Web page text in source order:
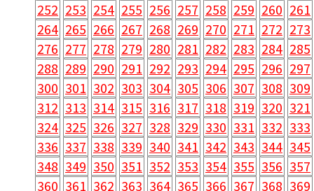
252 253 254 255 256 257 258 259 260 261
264 265 266 267 268 269 270 271 272 273
276 277 278 279 280 281 282 283 284 285
288 289 290 291 292 293 294 295 296 297
300 301 302 303 304 305 306 307 308 309
312 313 314 315 316 317 318 319 320 321
324 325 326 327 328 329 330 331 332 333
336 337 338 339 340 341 342 343 344 345
348 349 350 351 352 353 354 355 356 357
360 361 362 363 364 365 366 367 368 369